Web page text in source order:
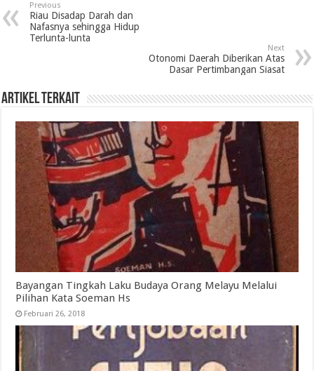
Previous
Riau Disadap Darah dan
Nafasnya sehingga Hidup
Terlunta-lunta
Next
Otonomi Daerah Diberikan Atas
Dasar Pertimbangan Siasat
Artikel Terkait
Bayangan Tingkah Laku Budaya Orang Melayu Melalui
Pilihan Kata Soeman Hs
Februari 26, 2018